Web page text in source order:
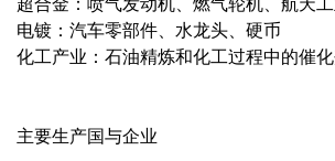
电镀：汽车零部件、水龙头、硬币
化工产业：石油精炼和化工过程中的催
主要生产国与企业